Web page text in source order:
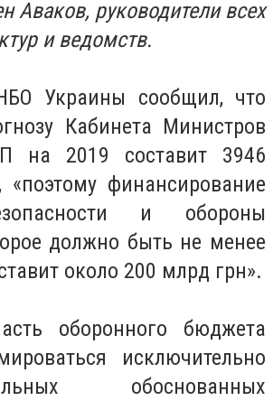
Аваков, руководители всех
и ведомств.
Украины сообщил, что
Кабинета Министров
на 2019 составит 3946
«поэтому финансирование
и обороны
должно быть не менее
около 200 млрд грн».
оборонного бюджета
исключительно
обоснованных